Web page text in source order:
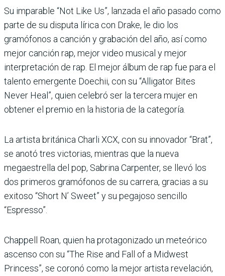
Su imparable “Not Like Us”, lanzada el año pasado como
parte de su disputa lírica con Drake, le dio los
gramófonos a canción y grabación del año, así como
mejor canción rap, mejor video musical y mejor
interpretación de rap. El mejor álbum de rap fue para el
talento emergente Doechii, con su “Alligator Bites
Never Heal”, quien celebró ser la tercera mujer en
obtener el premio en la historia de la categoría.
La artista británica Charli XCX, con su innovador “Brat”,
se anotó tres victorias, mientras que la nueva
megaestrella del pop, Sabrina Carpenter, se llevó los
dos primeros gramófonos de su carrera, gracias a su
exitoso “Short N’ Sweet” y su pegajoso sencillo
“Espresso”.
Chappell Roan, quien ha protagonizado un meteórico
ascenso con su “The Rise and Fall of a Midwest
Princess”, se coronó como la mejor artista revelación,